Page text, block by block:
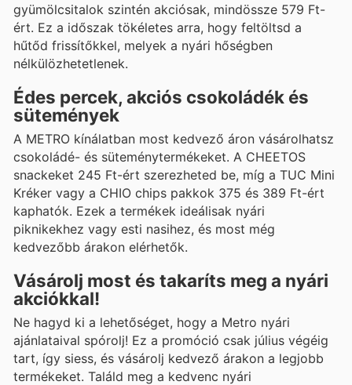
gyümölcsitalok szintén akciósak, mindössze 579 Ft-
ért. Ez a időszak tökéletes arra, hogy feltöltsd a
hűtőd frissítőkkel, melyek a nyári hőségben
nélkülözhetetlenek.
Édes percek, akciós csokoládék és
sütemények
A METRO kínálatban most kedvező áron vásárolhatsz
csokoládé- és süteménytermékeket. A CHEETOS
snackeket 245 Ft-ért szerezheted be, míg a TUC Mini
Kréker vagy a CHIO chips pakkok 375 és 389 Ft-ért
kaphatók. Ezek a termékek ideálisak nyári
piknikekhez vagy esti nasihez, és most még
kedvezőbb árakon elérhetők.
Vásárolj most és takaríts meg a nyári
akciókkal!
Ne hagyd ki a lehetőséget, hogy a Metro nyári
ajánlataival spórolj! Ez a promóció csak július végéig
tart, így siess, és vásárolj kedvező árakon a legjobb
termékeket. Találd meg a kedvenc nyári